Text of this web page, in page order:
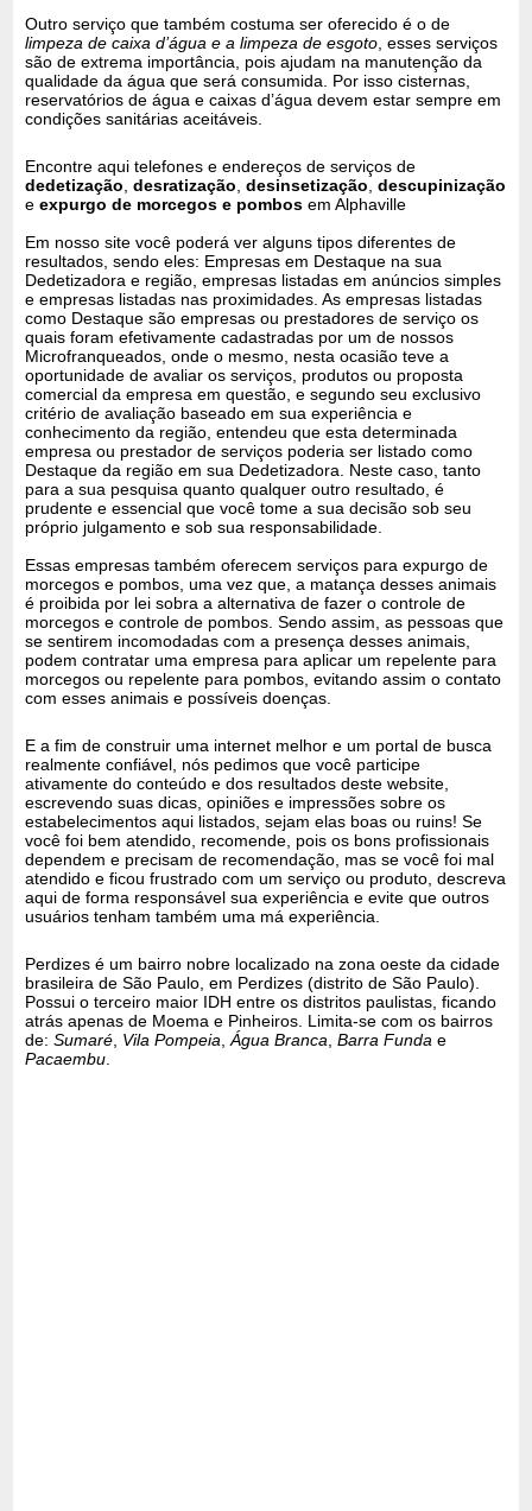
Outro serviço que também costuma ser oferecido é o de
limpeza de caixa d’água e a limpeza de esgoto , esses serviços
são de extrema importância, pois ajudam na manutenção da
qualidade da água que será consumida. Por isso cisternas,
reservatórios de água e caixas d’água devem estar sempre em
condições sanitárias aceitáveis.
Encontre aqui telefones e endereços de serviços de
dedetização ,desratização ,desinsetização ,descupinização
eexpurgo de morcegos e pombos em Alphaville
Em nosso site você poderá ver alguns tipos diferentes de
resultados, sendo eles: Empresas em Destaque na sua
Dedetizadora e região, empresas listadas em anúncios simples
e empresas listadas nas proximidades. As empresas listadas
como Destaque são empresas ou prestadores de serviço os
quais foram efetivamente cadastradas por um de nossos
Microfranqueados, onde o mesmo, nesta ocasião teve a
oportunidade de avaliar os serviços, produtos ou proposta
comercial da empresa em questão, e segundo seu exclusivo
critério de avaliação baseado em sua experiência e
conhecimento da região, entendeu que esta determinada
empresa ou prestador de serviços poderia ser listado como
Destaque da região em sua Dedetizadora. Neste caso, tanto
para a sua pesquisa quanto qualquer outro resultado, é
prudente e essencial que você tome a sua decisão sob seu
próprio julgamento e sob sua responsabilidade.
Essas empresas também oferecem serviços para expurgo de
morcegos e pombos, uma vez que, a matança desses animais
é proibida por lei sobra a alternativa de fazer o controle de
morcegos e controle de pombos. Sendo assim, as pessoas que
se sentirem incomodadas com a presença desses animais,
podem contratar uma empresa para aplicar um repelente para
morcegos ou repelente para pombos, evitando assim o contato
com esses animais e possíveis doenças.
E a fim de construir uma internet melhor e um portal de busca
realmente confiável, nós pedimos que você participe
ativamente do conteúdo e dos resultados deste website,
escrevendo suas dicas, opiniões e impressões sobre os
estabelecimentos aqui listados, sejam elas boas ou ruins! Se
você foi bem atendido, recomende, pois os bons profissionais
dependem e precisam de recomendação, mas se você foi mal
atendido e ficou frustrado com um serviço ou produto, descreva
aqui de forma responsável sua experiência e evite que outros
usuários tenham também uma má experiência.
Perdizes é um bairro nobre localizado na zona oeste da cidade
brasileira de São Paulo, em Perdizes (distrito de São Paulo).
Possui o terceiro maior IDH entre os distritos paulistas, ficando
atrás apenas de Moema e Pinheiros. Limita-se com os bairros
de:Sumaré Vila Pompeia ,Água Branca ,Barra Funda e
Pacaembu